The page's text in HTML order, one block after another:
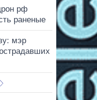
рф
раненые
мэр